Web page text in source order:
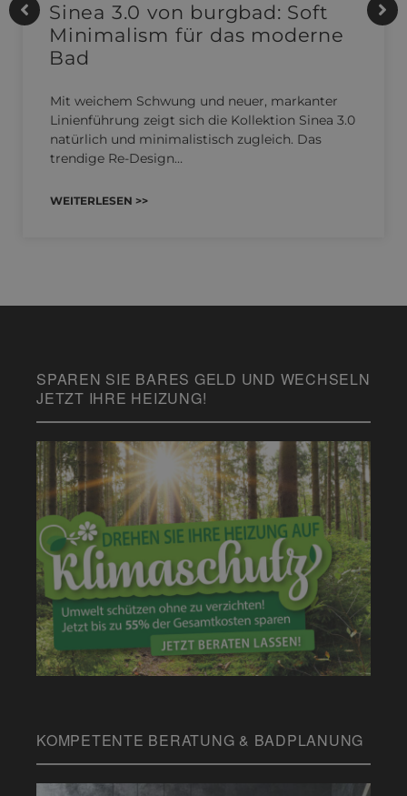
Sinea 3.0 von burgbad: Soft
Minimalism für das moderne
Bad
Mit weichem Schwung und neuer, markanter
Linienführung zeigt sich die Kollektion Sinea 3.0
natürlich und minimalistisch zugleich. Das
trendige Re-Design…
WEITERLESEN >>
SPAREN SIE BARES GELD UND WECHSELN
JETZT IHRE HEIZUNG!
KOMPETENTE BERATUNG & BADPLANUNG